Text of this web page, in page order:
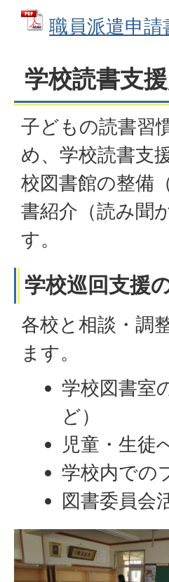
職員派遣申
学校読書支
子どもの読書習
め、学校読書支
校図書館の整備
書紹介（読み聞
す。
学校巡回支援
各校と相談・調
ます。
学校図書室
ど）
児童・生徒
学校内での
図書委員会